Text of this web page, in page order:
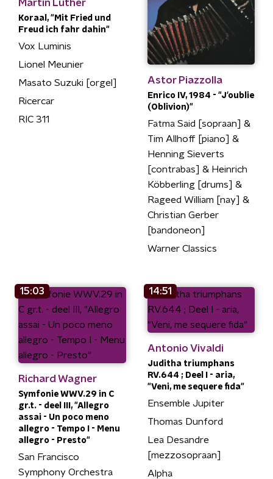
Martin Luther
Koraal, "Mit Fried und
Freud ich fahr dahin"
Vox Luminis
Lionel Meunier
Masato Suzuki [orgel]
Ricercar
RIC 311
Astor Piazzolla
Enrico IV, 1984 - "J'oublie
(Oblivion)"
Fatma Said [sopraan] &
Tim Allhoff [piano] &
Henning Sieverts
[contrabas] & Heinrich
Köbberling [drums] &
Rageed William [nay] &
Christian Gerber
[bandoneon]
Warner Classics
15:03
Richard Wagner
Symfonie WWV.29 in C
gr.t. - deel III, "Allegro
assai - Un poco meno
allegro - Tempo I - Menu
allegro - Presto"
San Francisco
Symphony Orchestra
14:51
Antonio Vivaldi
Juditha triumphans
RV.644 ; Deel I - aria,
"Veni, me sequere fida"
Ensemble Jupiter
Thomas Dunford
Lea Desandre
[mezzosopraan]
Alpha